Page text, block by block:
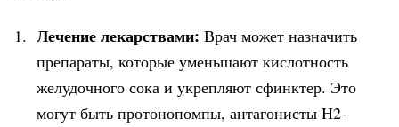
Лечение лекарствами: Врач может назначить
препараты, которые уменьшают кислотность
желудочного сока и укрепляют сфинктер. Это
могут быть протонопомпы, антагонисты H2-